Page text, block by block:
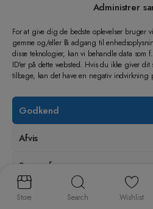
Administrer
For at give dig de bedste oplevelser bruger
gemme og/eller få adgang til
disse teknologier, kan vi behandle data som
ID'er på dette websted. Hvis du ikke giver dit
tilbage, kan det have en negativ indvirkning
Godkend
Afvis
Se præferencer
Handelsvilkår
vedligeholdelsesfri måde.
25,00 –189,00
Prisinterval:
25,00 kr.
Kunstige grene
Vælg muligheder
15,00
til
Store Search Wishlist